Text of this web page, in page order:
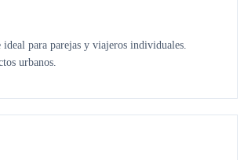
para parejas y viajeros individuales.
urbanos.